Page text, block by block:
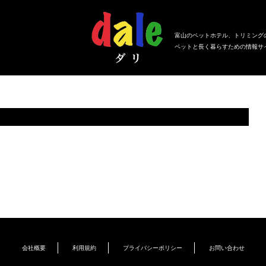
富山のペットホテル、トリミング
ペットと長く暮らすための情報サ
会社概要 利用規約 プライバシーポリシー お問い合わせ